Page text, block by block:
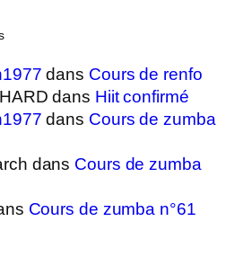
dans Cours de renfo
dans Hiit confirmé
dans Cours de zumba
dans Cours de zumba
Cours de zumba n°61